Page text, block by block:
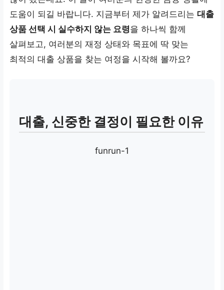
도움이 되길 바랍니다. 지금부터 제가 알려드리는 대출
상품 선택 시 실수하지 않는 요령을 하나씩 함께
살펴보고, 여러분의 재정 상태와 목표에 딱 맞는
최적의 대출 상품을 찾는 여정을 시작해 볼까요?
대출, 신중한 결정이 필요한 이유
funrun-1